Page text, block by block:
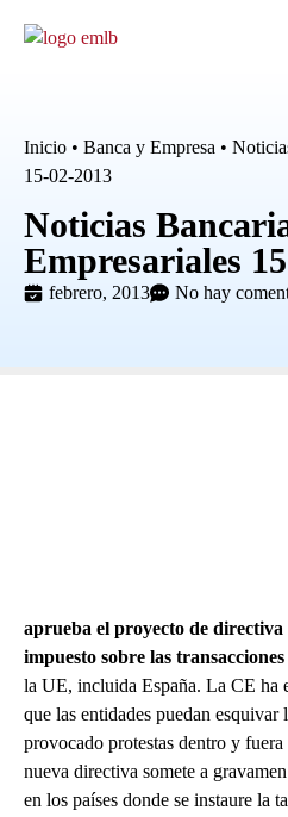
Inicio • Banca y Empresa •
15-02-2013
Noticias
Empresariales
febrero, 2013 No hay
aprueba el proyecto de directiva
impuesto sobre las
la UE, incluida España. La CE ha
que las entidades puedan esquivar
provocado protestas dentro y
nueva directiva somete a
en los países donde se instaure la